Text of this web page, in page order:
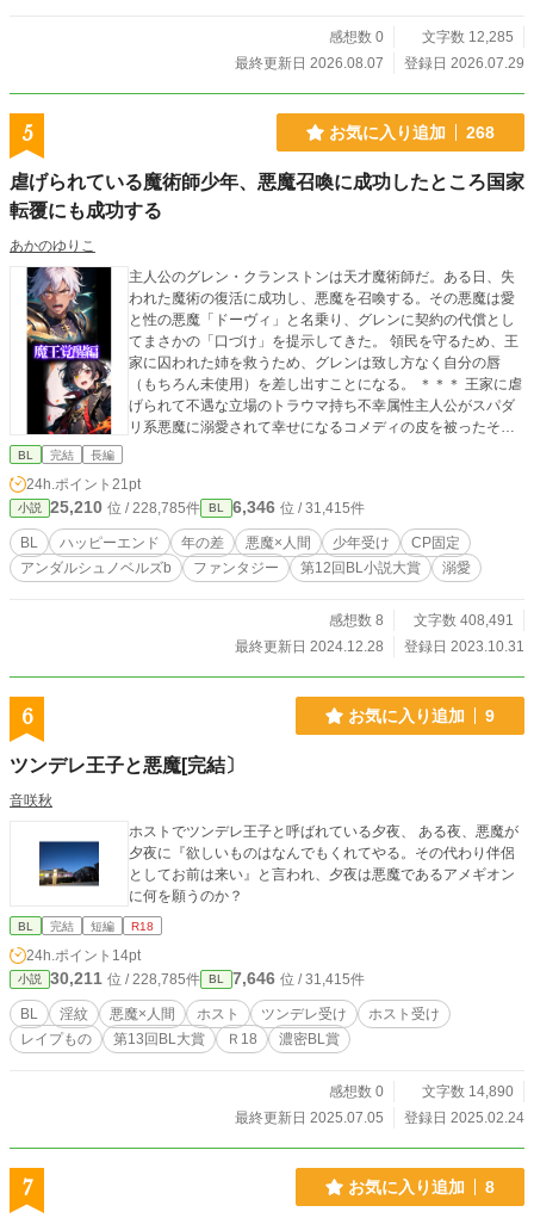
感想数 0
文字数 12,285
最終更新日 2026.08.07
登録日 2026.07.29
5 お気に入り追加 268
虐げられている魔術師少年、悪魔召喚に成功したところ国家
転覆にも成功する
あかのゆりこ
主人公のグレン・クランストンは天才魔術師だ。ある日、失
われた魔術の復活に成功し、悪魔を召喚する。その悪魔は愛
と性の悪魔「ドーヴィ」と名乗り、グレンに契約の代償とし
てまさかの「口づけ」を提示してきた。 領民を守るため、王
家に囚われた姉を救うため、グレンは致し方なく自分の唇
（もちろん未使用）を差し出すことになる。 ＊＊＊ 王家に虐
げられて不遇な立場のトラウマ持ち不幸属性主人公がスパダ
リ系悪魔に溺愛されて幸せになるコメディの皮を被ったそこ
りません） です。 べろちゅーすらないキスだけの健全ピュア
ピュアなお付き合いをお楽しみください。 *** 2024.10.18 第
二章開幕にあたり、第一章の2話～3話の間に加筆を行いまし
た。小数点付きの話が追加分ですが、別に読まなくても問題
はありません。
BL 完結 長編
24h.ポイント 21pt
小説 25,210 位 / 228,785件 BL 6,346 位 / 31,415件
BL ハッピーエンド 年の差 悪魔×人間 少年受け
CP固定
アンダルシュノベルズb
ファンタジー 第12回BL小説大賞 溺愛
感想数 8
文字数 408,491
最終更新日 2024.12.28
登録日 2023.10.31
6 お気に入り追加 9
ツンデレ王子と悪魔[完結〕
音咲秋
ホストでツンデレ王子と呼ばれている夕夜、 ある夜、悪魔が
夕夜に『欲しいものはなんでもくれてやる。その代わり伴侶
としてお前は来い』と言われ、夕夜は悪魔であるアメギオン
に何を願うのか？
BL 完結 短編 R18
24h.ポイント 14pt
小説 30,211 位 / 228,785件 BL 7,646 位 / 31,415件
BL 淫紋 悪魔×人間 ホスト ツンデレ受け
ホスト受け
レイプもの
第13回BL大賞 Ｒ18 濃密BL賞
感想数 0
文字数 14,890
最終更新日 2025.07.05
登録日 2025.02.24
7 お気に入り追加 8